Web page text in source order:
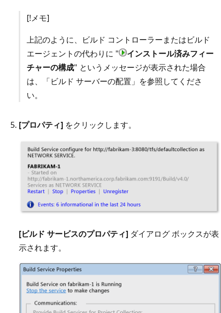
[!メモ]
上記のように、ビルド コントローラーまたはビルド
エージェントの代わりに "
インストール済みフィー
チャーの構成" というメッセージが表示された場合
は、「ビルド サーバーの配置」を参照してくださ
い。
[プロパティ] をクリックします。
[ビルド サービスのプロパティ] ダイアログ ボックスが表
示されます。